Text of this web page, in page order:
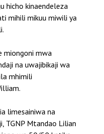
hicho kinaendeleza
mihili mikuu miwili ya
miongoni mwa
na uwajibikaji wa
mhimili
limesainiwa na
TGNP Mtandao Lilian